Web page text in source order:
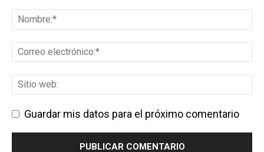
Guardar mis datos para el próximo comentario